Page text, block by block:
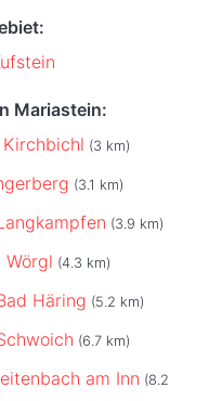
Mariastein:
(3 km)
(3.1 km)
(3.9 km)
(4.3 km)
Häring (5.2 km)
(6.7 km)
am Inn (8.2